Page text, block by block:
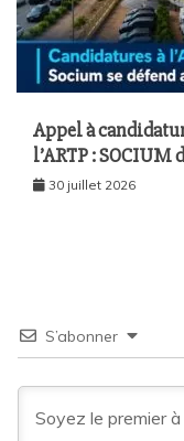
Appel à
l’ARTP :
malgré plusieurs
30 juillet 2026
S’abonner